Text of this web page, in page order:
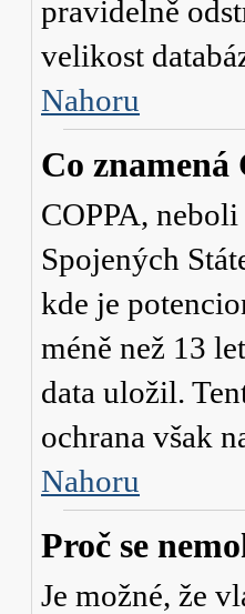
pravidelně
velikost
Nahoru
Co znamená
COPPA,
Spojených
kde je
méně než 13
data uložil.
ochrana však
Nahoru
Proč se
Je možné, že